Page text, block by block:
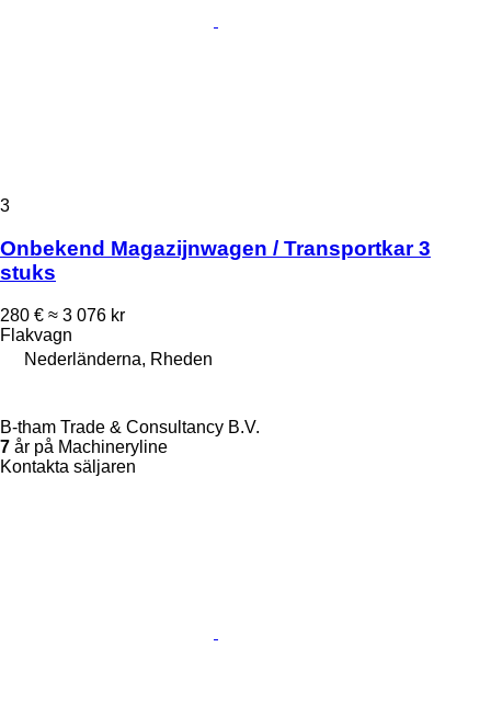
3
Onbekend Magazijnwagen / Transportkar 3
stuks
280 € ≈ 3 076 kr
Flakvagn
Nederländerna, Rheden
B-tham Trade & Consultancy B.V.
7 år på Machineryline
Kontakta säljaren